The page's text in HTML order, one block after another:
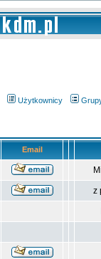
Użytkownicy
Email
z